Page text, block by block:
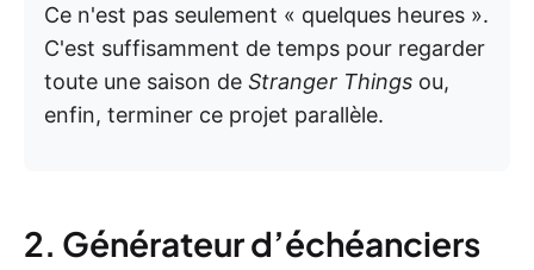
Ce n'est pas seulement « quelques heures ».
C'est suffisamment de temps pour regarder
toute une saison de Stranger Things ou,
enfin, terminer ce projet parallèle.
2. Générateur d’échéanciers